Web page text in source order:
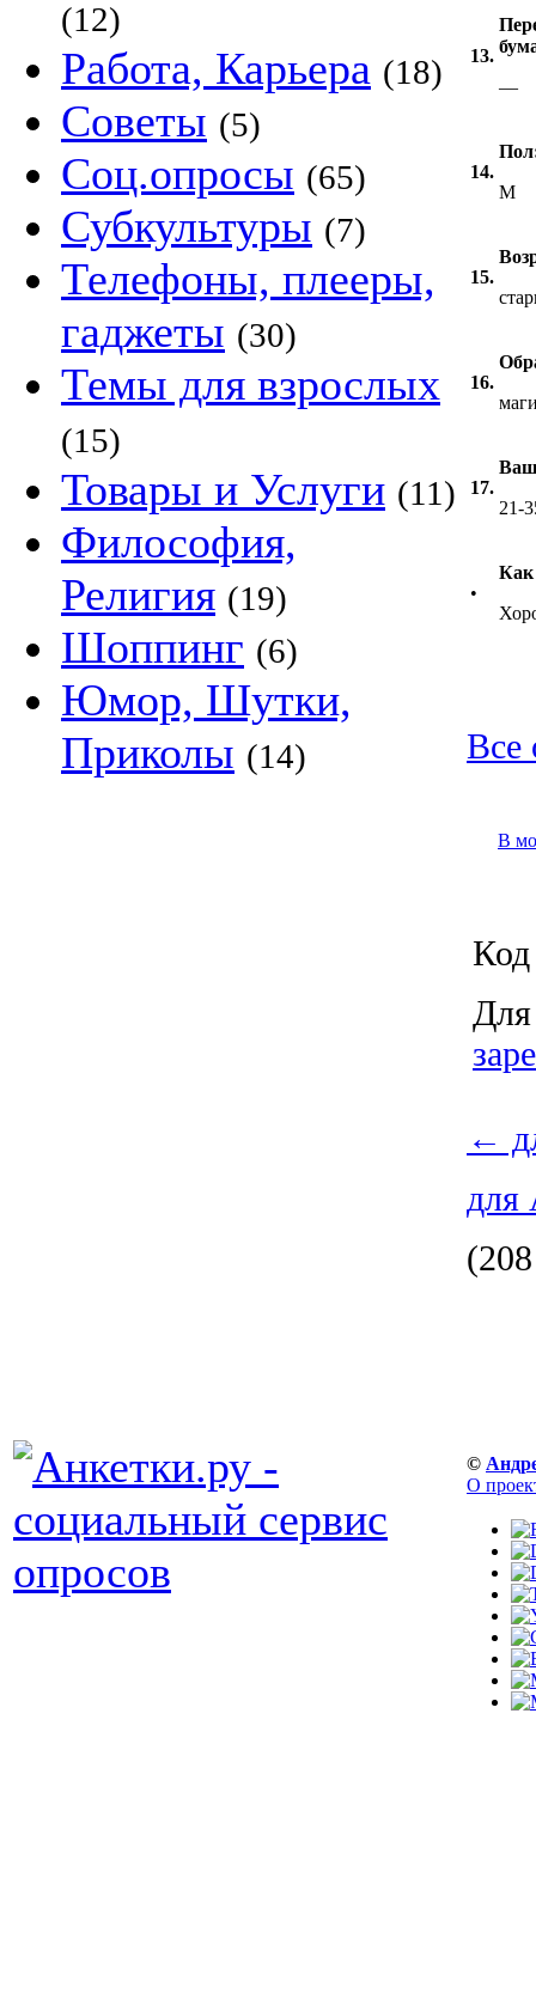
(12)
Работа, Карьера (18)
Советы (5)
Соц.опросы (65)
Субкультуры (7)
Телефоны, плееры,
гаджеты (30)
Темы для взрослых
(15)
Товары и Услуги (11)
Философия,
Религия (19)
Шоппинг (6)
Юмор, Шутки,
Приколы (14)
13.
—
14.
M
15.
16.
17.
Ваш
21-
•
Как
Все
В
Код
Для
←
для
©
О